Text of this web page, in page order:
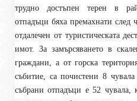
трудно достъпен терен в
отпадъци бяха премахнатислед
отдалечен от туристическата
имот. За замърсяването в
граждани, а от горска територи
събитие, са почистени 8
събрани отпадъци е52 чувала,